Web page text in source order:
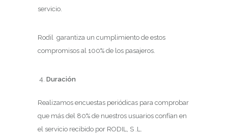
servicio.
Rodil garantiza un cumplimiento de estos
compromisos al 100% de los pasajeros.
Duración
Realizamos encuestas periódicas para comprobar
que más del 80% de nuestros usuarios confían en
el servicio recibido por RODIL, S .L.